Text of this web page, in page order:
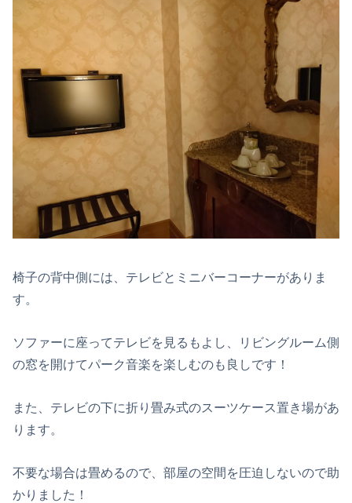
椅子の背中側には、テレビとミニバーコーナーがありま
す。
ソファーに座ってテレビを見るもよし、リビングルーム側
の窓を開けてパーク音楽を楽しむのも良しです！
また、テレビの下に折り畳み式のスーツケース置き場があ
ります。
不要な場合は畳めるので、部屋の空間を圧迫しないので助
かりました！